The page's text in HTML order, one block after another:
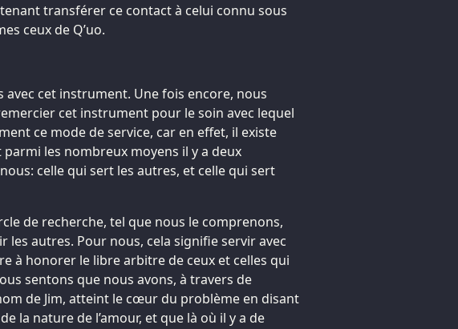
transférer ce contact à celui connu sous
ceux de Q’uo.
avec cet instrument. Une fois encore, nous
cet instrument pour le soin avec lequel
ce mode de service, car en effet, il existe
les nombreux moyens il y a deux
celle qui sert les autres, et celle qui sert
de recherche, tel que nous le comprenons,
les autres. Pour nous, cela signifie servir avec
à honorer le libre arbitre de ceux et celles qui
sentons que nous avons, à travers de
de Jim, atteint le cœur du problème en disant
la nature de l’amour, et que là où il y a de